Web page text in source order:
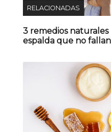
RELACIONADAS
3 remedios
espalda que no fallan